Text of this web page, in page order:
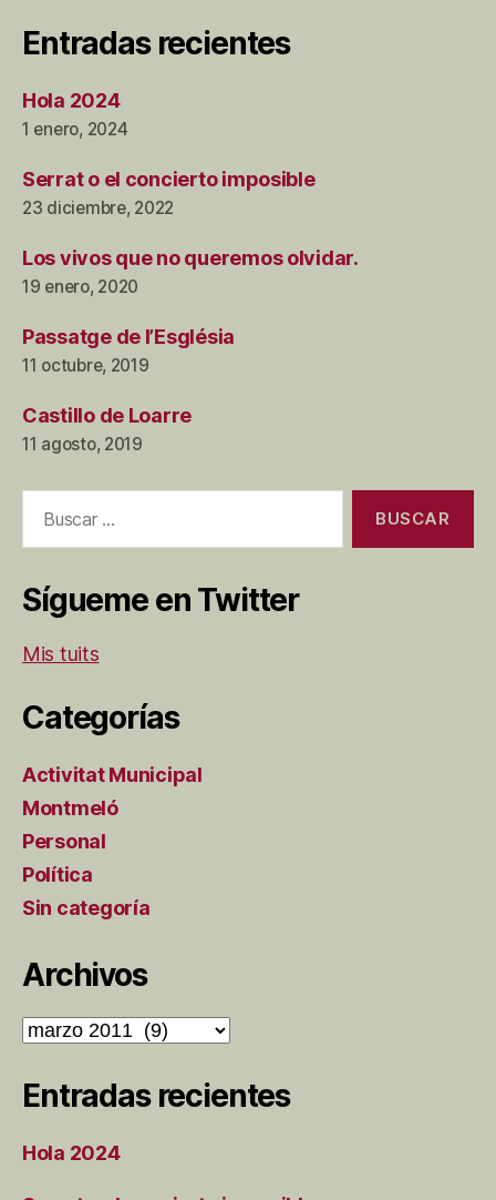
Entradas recientes
Hola 2024
1 enero, 2024
Serrat o el concierto imposible
23 diciembre, 2022
Los vivos que no queremos olvidar.
19 enero, 2020
Passatge de l’Església
11 octubre, 2019
Castillo de Loarre
11 agosto, 2019
Sígueme en Twitter
Mis tuits
Categorías
Activitat Municipal
Montmeló
Personal
Política
Sin categoría
Archivos
Archivos
Entradas recientes
Hola 2024